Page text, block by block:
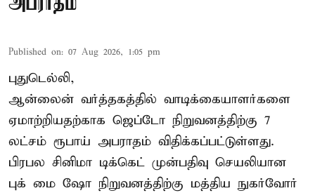
Published on: 07 Aug 2026, 1:05 pm
புதுடெல்லி,
ஆன்லைன் வர்த்தகத்தில் வாடிக்கையாளர்களை
ஏமாற்றியதற்காக ஜெப்டோ நிறுவனத்திற்கு 7
லட்சம் ரூபாய் அபராதம் விதிக்கப்பட்டுள்ளது.
பிரபல சினிமா டிக்கெட் முன்பதிவு செயலியான
புக் மை ஷோ நிறுவனத்திற்கு மத்திய நுகர்வோர்